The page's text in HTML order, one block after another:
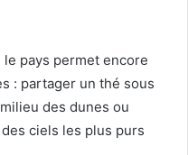
pays permet encore
: partager un thé sous
des dunes ou
ciels les plus purs